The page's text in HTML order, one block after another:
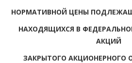
НОРМАТИВНОЙ ЦЕНЫ
НАХОДЯЩИХСЯ В
АКЦИЙ
ЗАКРЫТОГО АКЦИОНЕРНОГО